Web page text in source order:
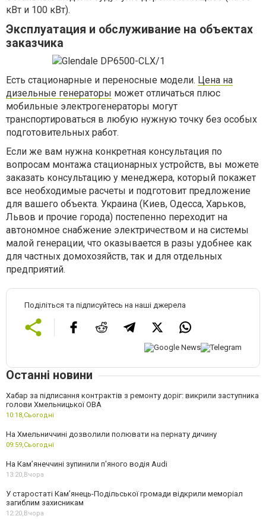
кВт и 100 кВт).
Эксплуатация и обслуживание на объектах
заказчика
Есть стационарные и переносные модели. Цена на
дизельные генераторы может отличаться плюс
мобильные электрогенераторы могут
транспортироваться в любую нужную точку без особых
подготовительных работ.
Если же вам нужна конкретная консультация по
вопросам монтажа стационарных устройств, вы можете
заказать консультацию у менеджера, который покажет
все необходимые расчеты и подготовит предложение
для вашего объекта. Украина (Киев, Одесса, Харьков,
Львов и прочие города) постепенно переходит на
автономное снабжение электричеством и на системы
малой генерации, что оказывается в разы удобнее как
для частных домохозяйств, так и для отдельных
предприятий.
Поділіться та підписуйтесь на наші джерела
Останні новини
Хабар за підписання контрактів з ремонту доріг: викрили заступника
голови Хмельницької ОВА
10:18,Сьогодні
На Хмельниччині дозволили полювати на пернату дичину
09:59,Сьогодні
На Камʼянеччині зупинили п'яного водія Audi
13:20,Вчора
У старостаті Кам’янець-Подільської громади відкрили меморіал
загиблим захисникам
12:20,Вчора